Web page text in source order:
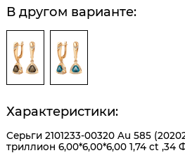
В другом варианте:
Характеристики:
Серьги 2101233-00320 Au 585
триллион 6,00*6,00*6,00 1,74 ct ,34